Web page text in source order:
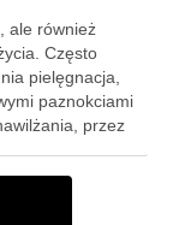
ale również
Często
pielęgnacja,
paznokciami
przez